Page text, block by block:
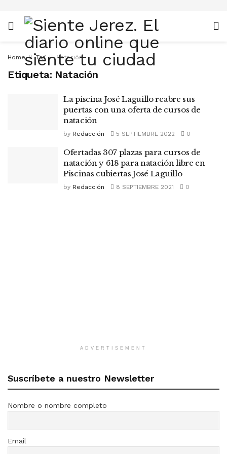
Home Tag Natación
Etiqueta: Natación
La piscina José Laguillo reabre sus
puertas con una oferta de cursos de
natación
by Redacción 5 SEPTIEMBRE 2022 0
Ofertadas 307 plazas para cursos de
natación y 618 para natación libre en
Piscinas cubiertas José Laguillo
by Redacción 8 SEPTIEMBRE 2021 0
ADVERTISEMENT
Suscríbete a nuestro Newsletter
Nombre o nombre completo
Email